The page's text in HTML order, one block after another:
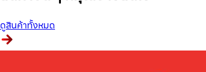
ดูสินค้าทั้งหมด